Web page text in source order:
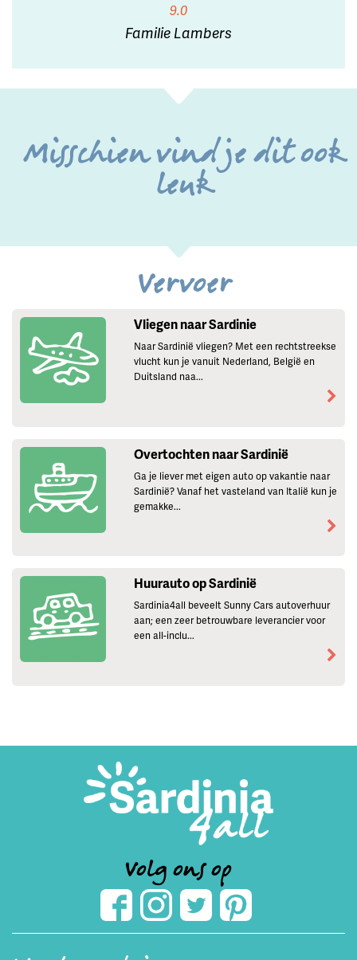
9.0
Familie Lambers
Misschien vind je dit ook
leuk
Vervoer
Vliegen naar Sardinie
Naar Sardinië vliegen? Met een rechtstreekse
vlucht kun je vanuit Nederland, België en
Duitsland naa...
Overtochten naar Sardinië
Ga je liever met eigen auto op vakantie naar
Sardinië? Vanaf het vasteland van Italië kun je
gemakke...
Huurauto op Sardinië
Sardinia4all beveelt Sunny Cars autoverhuur
aan; een zeer betrouwbare leverancier voor
een all-inclu...
Volg ons op